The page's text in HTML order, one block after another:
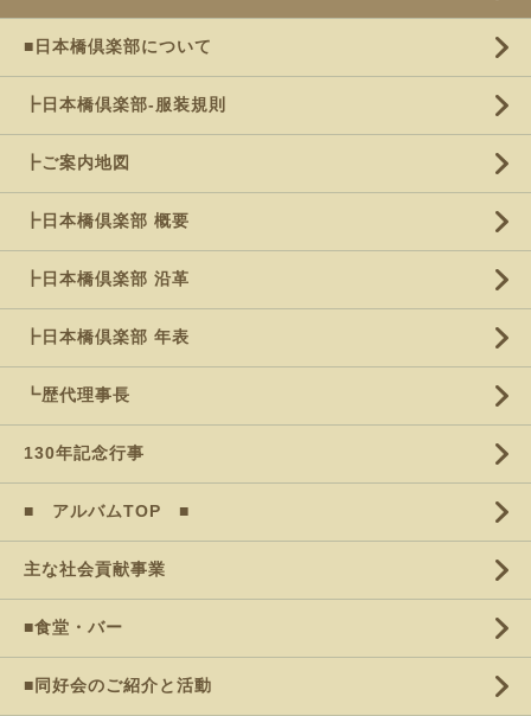
■日本橋倶楽部について
┣日本橋倶楽部-服装規則
┣ご案内地図
┣日本橋倶楽部 概要
┣日本橋倶楽部 沿革
┣日本橋倶楽部 年表
┗歴代理事長
130年記念行事
■ アルバムTOP ■
主な社会貢献事業
■食堂・バー
■同好会のご紹介と活動